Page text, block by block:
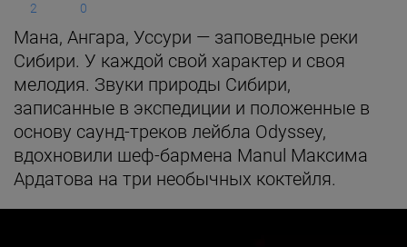
2 0
Мана, Ангара, Уссури — заповедные реки
Сибири. У каждой свой характер и своя
мелодия. Звуки природы Сибири,
записанные в экспедиции и положенные в
основу саунд-треков лейбла Odyssey,
вдохновили шеф-бармена Manul Максима
Ардатова на три необычных коктейля.